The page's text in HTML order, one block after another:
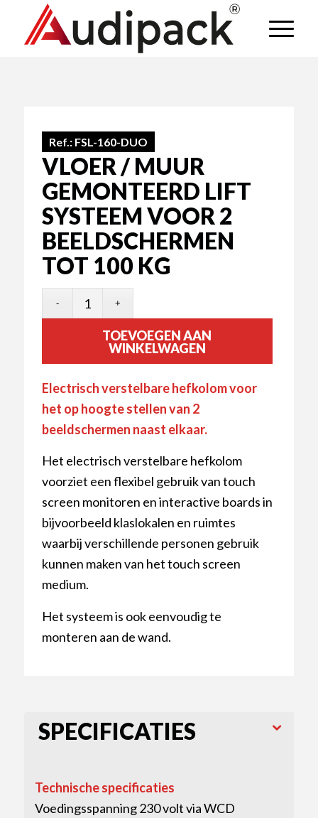
Ref.: FSL-160-DUO
VLOER / MUUR
GEMONTEERD LIFT
SYSTEEM VOOR 2
BEELDSCHERMEN
TOT 100 KG
TOEVOEGEN AAN
WINKELWAGEN
Electrisch verstelbare hefkolom voor
het op hoogte stellen van 2
beeldschermen naast elkaar.
Het electrisch verstelbare hefkolom
voorziet een flexibel gebruik van touch
screen monitoren en interactive boards in
bijvoorbeeld klaslokalen en ruimtes
waarbij verschillende personen gebruik
kunnen maken van het touch screen
medium.
Het systeem is ook eenvoudig te
monteren aan de wand.
SPECIFICATIES
Technische specificaties
Voedingsspanning 230 volt via WCD